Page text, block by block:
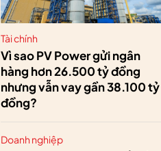
Tài chính
Vì sao PV Power gửi ngân
hàng hơn 26.500 tỷ đồng
nhưng vẫn vay gần 38.100 tỷ
đồng?
Doanh nghiệp